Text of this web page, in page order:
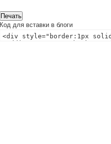
Код для вставки в блоги